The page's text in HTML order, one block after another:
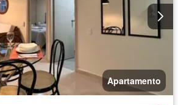
Apartamento